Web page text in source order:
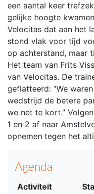
een aantal keer
gelijke hoogte
Velocitas dat aan het
stond vlak voor tijd
op achterstand, maar
Het team van Frits
van Velocitas. De
geflatteerd: “We
wedstrijd de betere
we net te kort.”
1 en 2 af naar
opnemen tegen het
Agenda
Activiteit